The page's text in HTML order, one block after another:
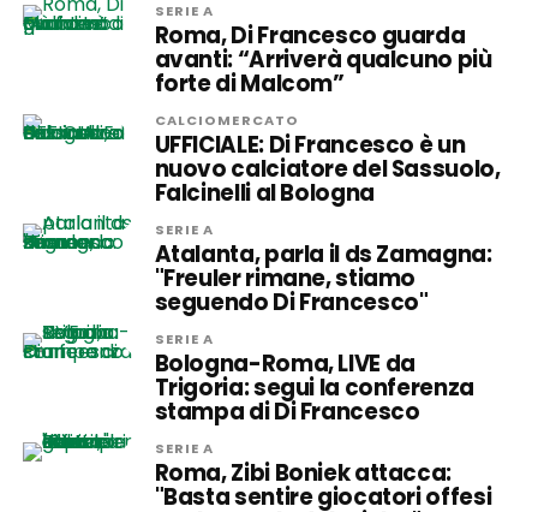
SERIE A
Roma, Di Francesco guarda
avanti: “Arriverà qualcuno più
forte di Malcom”
CALCIOMERCATO
UFFICIALE: Di Francesco è un
nuovo calciatore del Sassuolo,
Falcinelli al Bologna
SERIE A
Atalanta, parla il ds Zamagna:
"Freuler rimane, stiamo
seguendo Di Francesco"
SERIE A
Bologna-Roma, LIVE da
Trigoria: segui la conferenza
stampa di Di Francesco
SERIE A
Roma, Zibi Boniek attacca:
"Basta sentire giocatori offesi